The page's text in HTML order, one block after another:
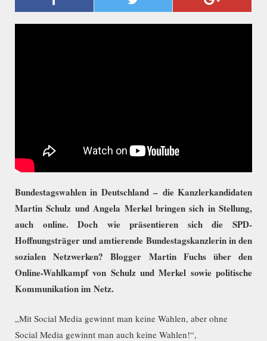
WAHLKAMPF DER
KANZLERKANDIDATEN
Bundestagswahlen in Deutschland – die Kanzlerkandidaten
Martin Schulz und Angela Merkel bringen sich in Stellung,
auch online. Doch wie präsentieren sich die SPD-
Hoffnungsträger und amtierende Bundestagskanzlerin in den
sozialen Netzwerken? Blogger Martin Fuchs über den
Online-Wahlkampf von Schulz und Merkel sowie politische
Kommunikation im Netz.
„Mit Social Media gewinnt man keine Wahlen, aber ohne
Social Media gewinnt man auch keine Wahlen!“,